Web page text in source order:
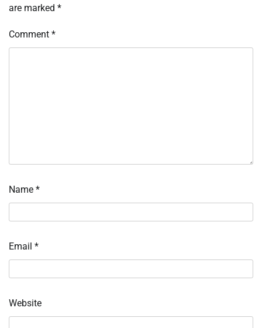
are marked *
Comment *
Name *
Email *
Website